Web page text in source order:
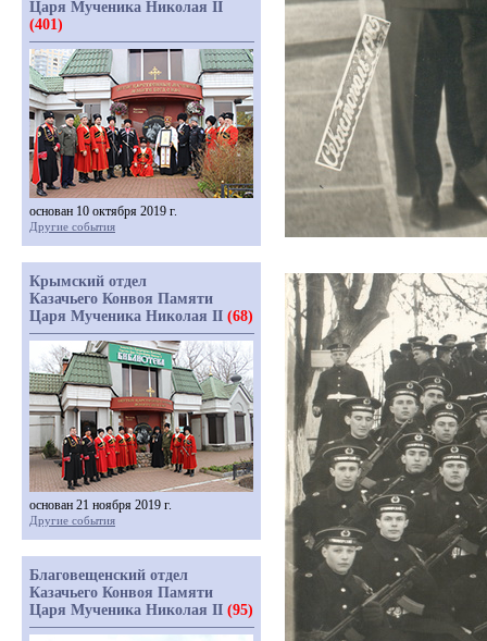
Царя Мученика Николая II
(401)
основан 10 октября 2019 г.
Другие события
Крымский отдел
Казачьего Конвоя Памяти
Царя Мученика Николая II (68)
основан 21 ноября 2019 г.
Другие события
Благовещенский отдел
Казачьего Конвоя Памяти
Царя Мученика Николая II (95)